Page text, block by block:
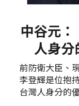
中谷元
人身分
前防衛大臣、
李登輝是位抱
台灣人身分的